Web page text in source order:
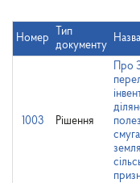
Номер
Тип
документу
1003 Рішення
Про